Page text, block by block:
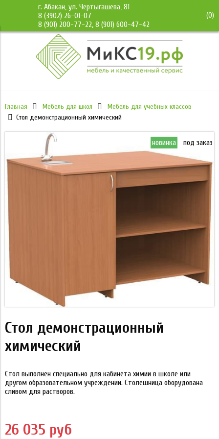
г. Абакан, ул. Чертыгашева, 81
8 (3902) 26-01-07
8 (901) 200-77-22, 8 (901) 600-47-42
(0)
Главная Мебель для школ
Мебель для учебных классов
Стол демонстрационный химический
новинка под заказ
Стол демонстрационный
химический
Стол выполнен специально для кабинета химии в школе или
другом образовательном учреждении. Столешница оборудована
сливом для растворов.
26 035 руб